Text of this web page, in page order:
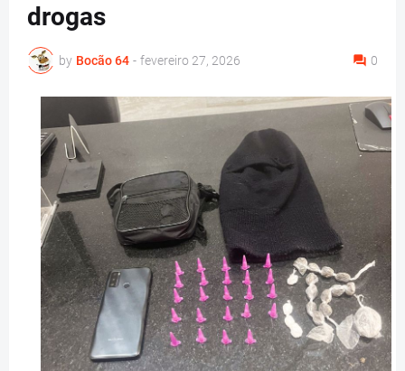
drogas
by Bocão 64 - fevereiro 27, 2026 0